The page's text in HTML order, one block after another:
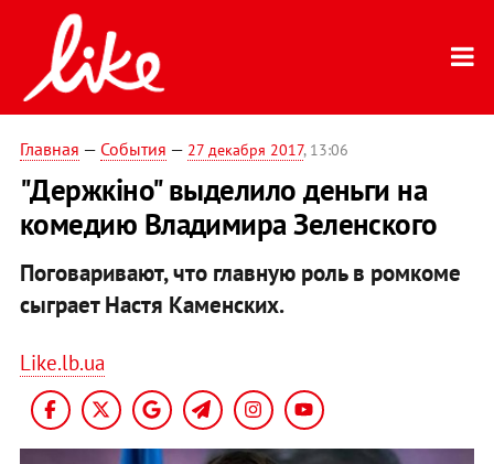
Главная — События — 27 декабря 2017, 13:06
"Держкіно" выделило деньги на
комедию Владимира Зеленского
Поговаривают, что главную роль в ромкоме
сыграет Настя Каменских.
Like.lb.ua